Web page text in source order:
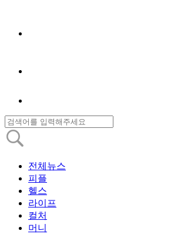
전체뉴스
피플
헬스
라이프
컬처
머니